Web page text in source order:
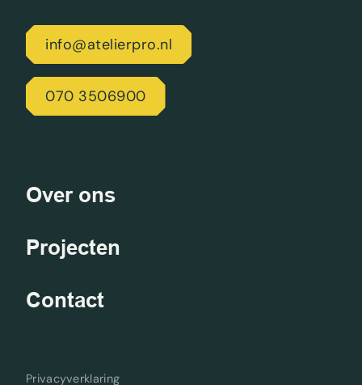
info@atelierpro.nl
070 3506900
Over ons
Projecten
Contact
Privacyverklaring